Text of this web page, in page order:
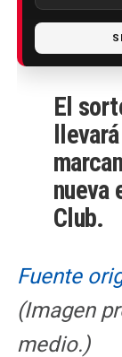
El
nueva
Club.
Fuente
(Imagen
medio.)